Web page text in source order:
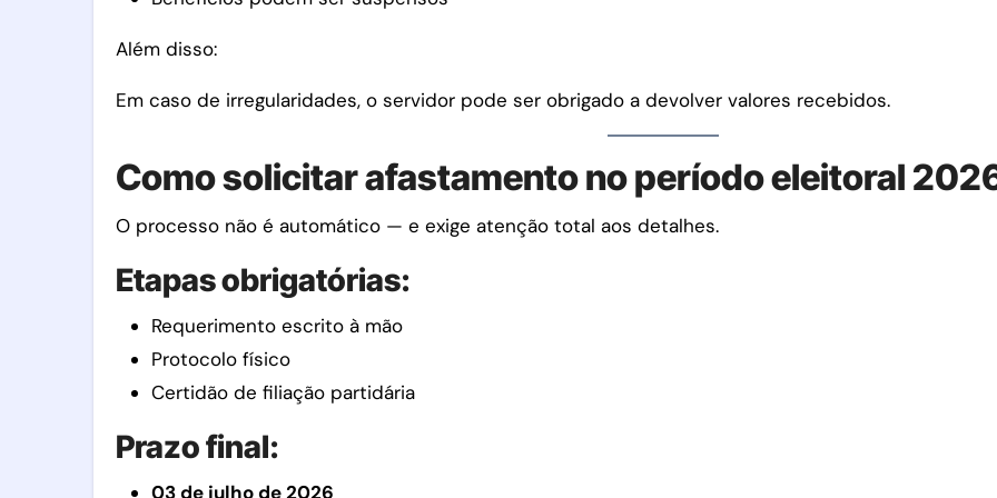
Além disso:
Em caso de irregularidades, o servidor pode ser obrigado a devolver valores recebidos.
Como solicitar afastamento no período eleitoral
O processo não é automático — e exige atenção total aos detalhes.
Etapas obrigatórias:
Requerimento escrito à mão
Protocolo físico
Certidão de filiação partidária
Prazo final:
03 de julho de 2026